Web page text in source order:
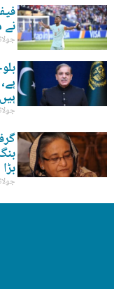
نے
جولائی
جولائی
جولائی